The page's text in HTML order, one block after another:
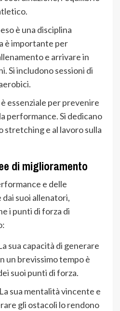
è una disciplina
è importante per
e arrivare in
Si includono sessioni di
essenziale per prevenire
performance. Si dedicano
stretching e al lavoro sulla
di miglioramento
e delle
suoi allenatori,
i punti di forza di
sua capacità di generare
un brevissimo tempo è
suoi punti di forza.
La sua mentalità vincente e
gli ostacoli lo rendono